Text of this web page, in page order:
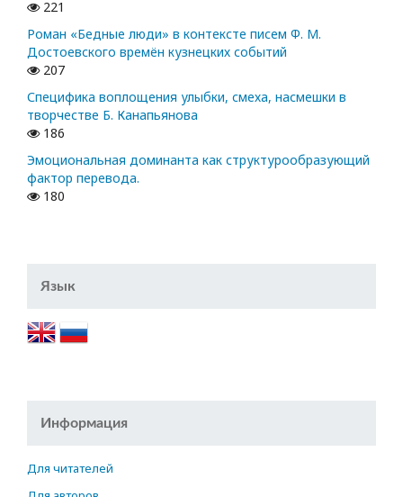
221
Роман «Бедные люди» в контексте писем Ф. М.
Достоевского времён кузнецких событий
207
Специфика воплощения улыбки, смеха, насмешки в
творчестве Б. Канапьянова
186
Эмоциональная доминанта как структурообразующий
фактор перевода.
180
Язык
Информация
Для читателей